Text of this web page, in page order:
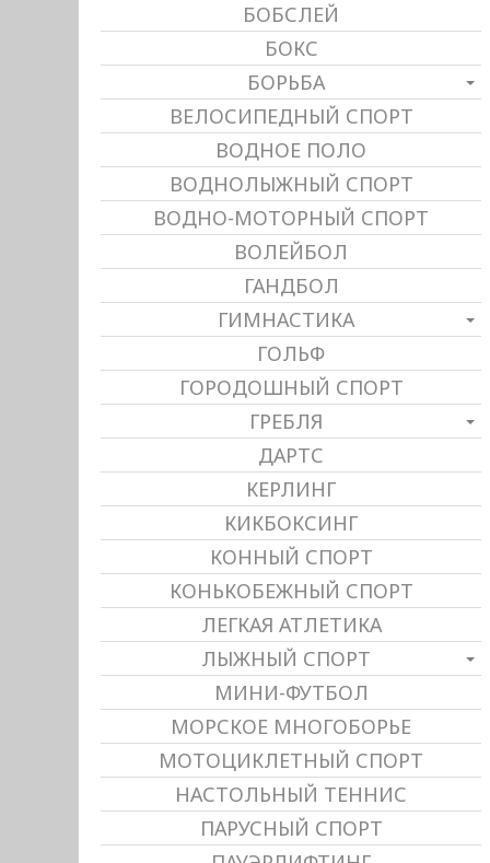
БОБСЛЕЙ
БОКС
БОРЬБА
ВЕЛОСИПЕДНЫЙ СПОРТ
ВОДНОЕ ПОЛО
ВОДНОЛЫЖНЫЙ СПОРТ
ВОДНО-МОТОРНЫЙ СПОРТ
ВОЛЕЙБОЛ
ГАНДБОЛ
ГИМНАСТИКА
ГОЛЬФ
ГОРОДОШНЫЙ СПОРТ
ГРЕБЛЯ
ДАРТС
КЕРЛИНГ
КИКБОКСИНГ
КОННЫЙ СПОРТ
КОНЬКОБЕЖНЫЙ СПОРТ
ЛЕГКАЯ АТЛЕТИКА
ЛЫЖНЫЙ СПОРТ
МИНИ-ФУТБОЛ
МОРСКОЕ МНОГОБОРЬЕ
МОТОЦИКЛЕТНЫЙ СПОРТ
НАСТОЛЬНЫЙ ТЕННИС
ПАРУСНЫЙ СПОРТ